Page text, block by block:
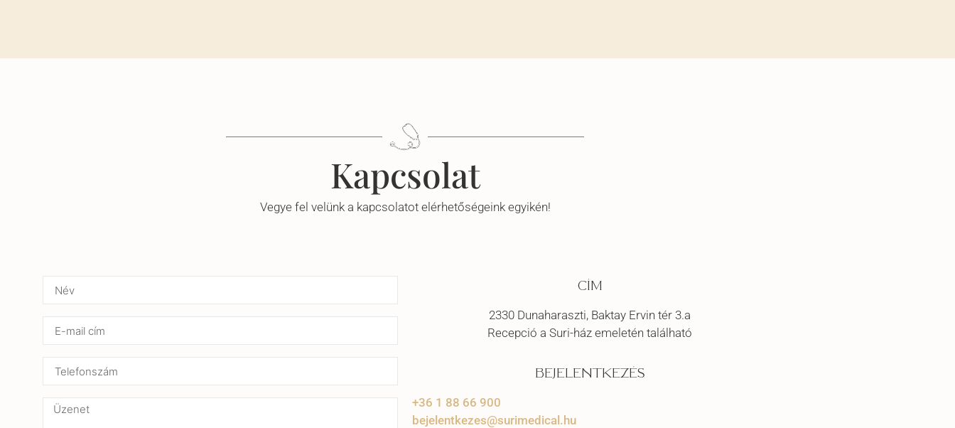
Kapcsolat
Vegye fel velünk a kapcsolatot elérhetőségeink egyikén!
CÍM
2330 Dunaharaszti, Baktay Ervin tér 3.a
Recepció a Suri-ház emeletén található
BEJELENTKEZÉS
+36 1 88 66 900
bejelentkezes@surimedical.hu